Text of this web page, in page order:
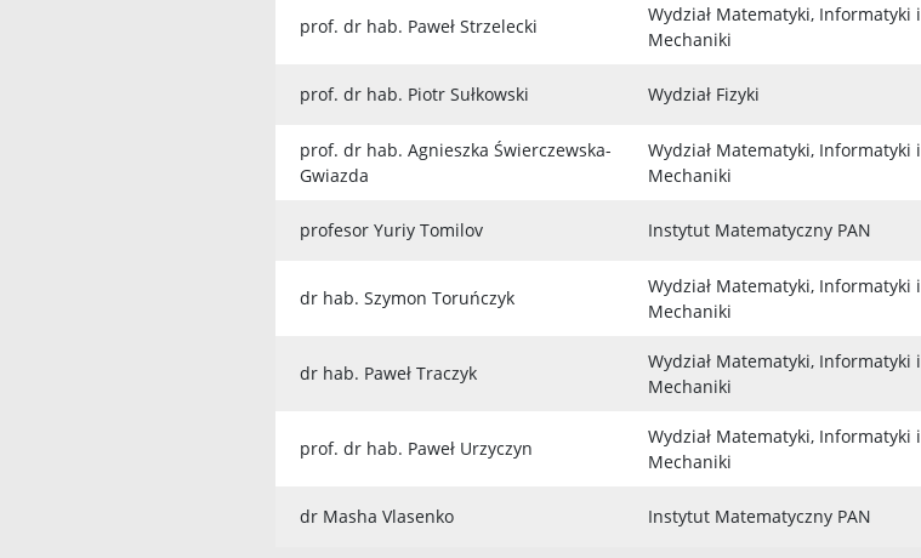
prof. dr hab. Paweł Strzelecki
Wydział Matematyki, Informatyki i
Mechaniki
prof. dr hab. Piotr Sułkowski Wydział Fizyki
prof. dr hab. Agnieszka Świerczewska-
Gwiazda
Wydział Matematyki, Informatyki i
Mechaniki
profesor Yuriy Tomilov Instytut Matematyczny PAN
dr hab. Szymon Toruńczyk
Wydział Matematyki, Informatyki i
Mechaniki
dr hab. Paweł Traczyk
Wydział Matematyki, Informatyki i
Mechaniki
prof. dr hab. Paweł Urzyczyn
Wydział Matematyki, Informatyki i
Mechaniki
dr Masha Vlasenko Instytut Matematyczny PAN